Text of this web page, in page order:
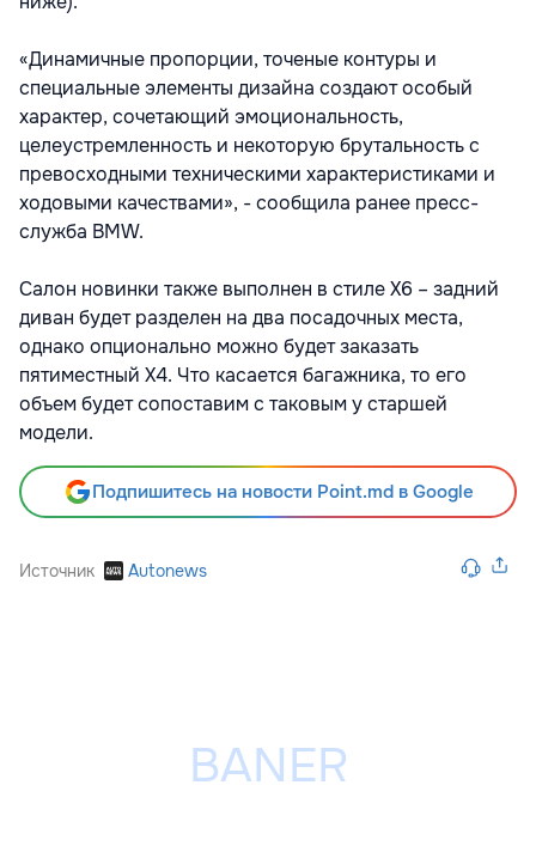
«Динамичные пропорции, точеные контуры и
специальные элементы дизайна создают особый
характер, сочетающий эмоциональность,
целеустремленность и некоторую брутальность с
превосходными техническими характеристиками и
ходовыми качествами», - сообщила ранее пресс-
служба BMW.
Салон новинки также выполнен в стиле X6 – задний
диван будет разделен на два посадочных места,
однако опционально можно будет заказать
пятиместный X4. Что касается багажника, то его
объем будет сопоставим с таковым у старшей
модели.
Подпишитесь на новости Point.md в Google
Источник Autonews